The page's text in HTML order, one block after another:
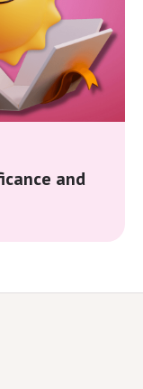
and